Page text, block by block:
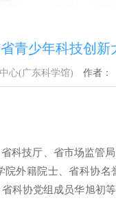
青少年科技创
心(广东科学馆) 作者：
科技厅、省市场监管
外籍院士、省科协
科协党组成员华旭初